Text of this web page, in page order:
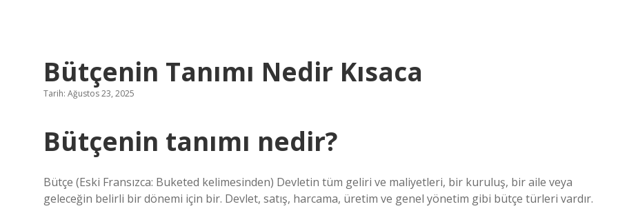
Bütçenin Tanımı Nedir Kısaca
Tarih: Ağustos 23, 2025
Bütçenin tanımı nedir?
Bütçe (Eski Fransızca: Buketed kelimesinden) Devletin tüm geliri ve maliyetleri, bir kuruluş, bir aile veya
geleceğin belirli bir dönemi için bir. Devlet, satış, harcama, üretim ve genel yönetim gibi bütçe türleri vardır.